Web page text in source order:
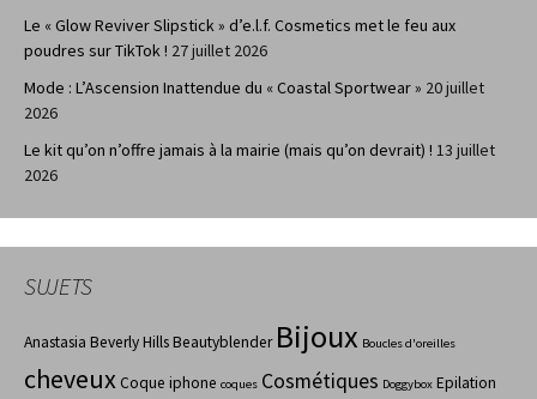
Le « Glow Reviver Slipstick » d’e.l.f. Cosmetics met le feu aux
poudres sur TikTok ! 27 juillet 2026
Mode : L’Ascension Inattendue du « Coastal Sportwear » 20 juillet
2026
Le kit qu’on n’offre jamais à la mairie (mais qu’on devrait) ! 13 juillet
2026
SUJETS
Anastasia Beverly HillsBeautyblender Bijoux Boucles d'oreilles
cheveuxCoque iphone coques Cosmétiques Doggybox Epilation